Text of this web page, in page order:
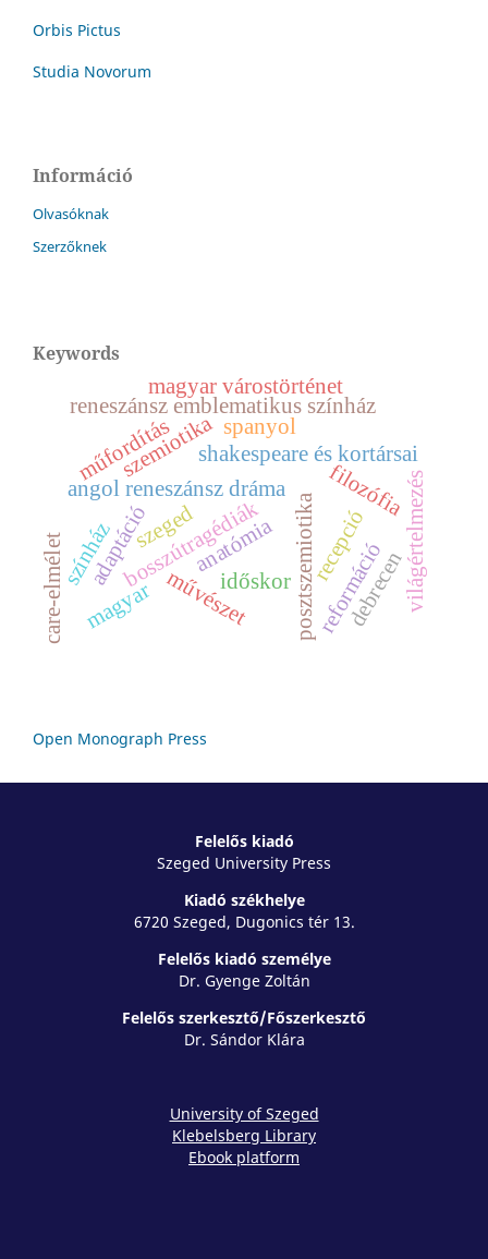
Orbis Pictus
Studia Novorum
Információ
Olvasóknak
Szerzőknek
Keywords
shakespeare és kortársai
angol reneszánsz dráma
bosszútragédiák
adaptáció
szemiotika
posztszemiotika
reneszánsz emblematikus színház
reformáció
anatómia
filozófiavilágértelmezés
művészetidőskor
magyar várostörténet
szeged
debrecen
műfordítás
recepció
színház
spanyol
magyar
care-elmélet
Open Monograph Press
Felelős kiadó
Szeged University Press
Kiadó székhelye
6720 Szeged, Dugonics tér 13.
Felelős kiadó személye
Dr. Gyenge Zoltán
Felelős szerkesztő/Főszerkesztő
Dr. Sándor Klára
University of Szeged
Klebelsberg Library
Ebook platform